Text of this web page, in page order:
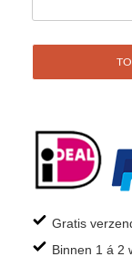
Gratis
Binnen 1 á 2